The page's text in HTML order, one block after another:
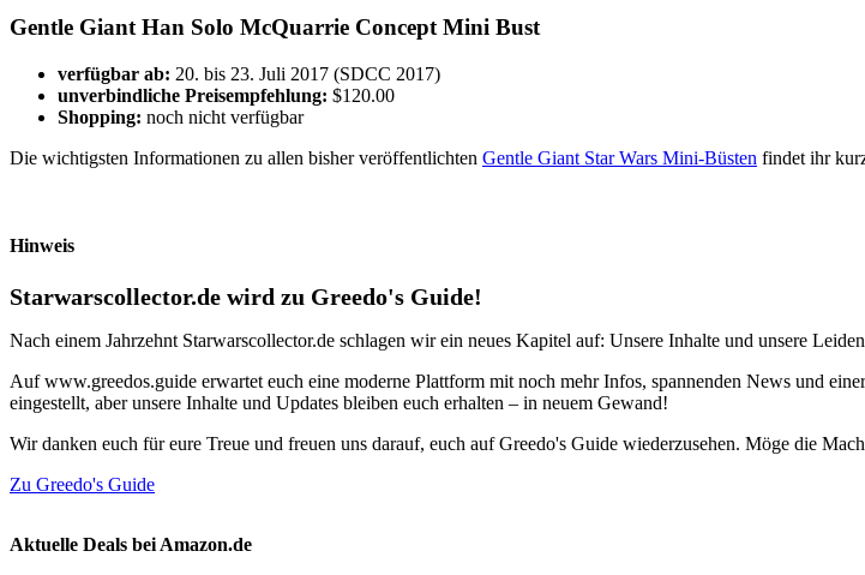
Gentle Giant Han Solo McQuarrie Concept Mini Bust
verfügbar ab: 20. bis 23. Juli 2017 (SDCC 2017)
unverbindliche Preisempfehlung: $120.00
Shopping: noch nicht verfügbar
Die wichtigsten Informationen zu allen bisher veröffentlichten Gentle Giant Star Wars Mini-Büsten findet ihr
Hinweis
Starwarscollector.de wird zu Greedo's Guide!
Nach einem Jahrzehnt Starwarscollector.de schlagen wir ein neues Kapitel auf: Unsere Inhalte und unsere
Auf www.greedos.guide erwartet euch eine moderne Plattform mit noch mehr Infos, spannenden News und
eingestellt, aber unsere Inhalte und Updates bleiben euch erhalten – in neuem Gewand!
Wir danken euch für eure Treue und freuen uns darauf, euch auf Greedo's Guide wiederzusehen. Möge die
Zu Greedo's Guide
Aktuelle Deals bei Amazon.de